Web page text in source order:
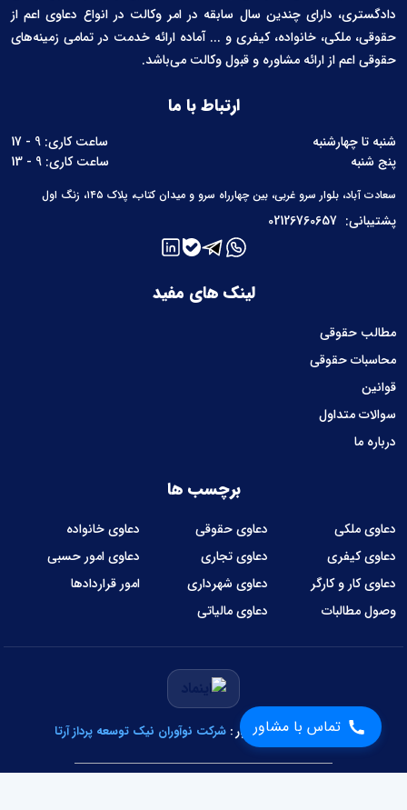
تماس با مشاور
دادگستری، دارای چندین سال سابقه در امر وکالت در انواع دعاوی اعم از
حقوقی، ملکی، خانواده، کیفری و ... آماده ارائه خدمت در تمامی زمینه‌های
حقوقی اعم از ارائه مشاوره و قبول وکالت می‌باشد.
لینک های مفید
مطالب حقوقی
محاسبات حقوقی
قوانین
سوالات متداول
درباره ما
برچسب ها
دعاوی ملکی دعاوی حقوقی
دعاوی خانواده
دعاوی کیفری
دعاوی تجاری
دعاوی امور حسبی
دعاوی کار و کارگر
دعاوی شهرداری
امور قراردادها
وصول مطالبات
دعاوی مالیاتی
ارتباط با ما
شنبه تا چهارشنبه
ساعت کاری: 9 - 17
پنج شنبه
ساعت کاری: 9 - 13
سعادت آباد، بلوار سرو غربی، بین چهارراه سرو و میدان کتاب، پلاک ۱۴۵، زنگ اول
پشتیبانی: 02126760657
طراحی و توسعه نرم‌افزار : شرکت نوآوران نیک توسعه پرداز آرتا